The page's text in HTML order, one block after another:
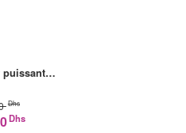
puissant…
Dhs
Dhs